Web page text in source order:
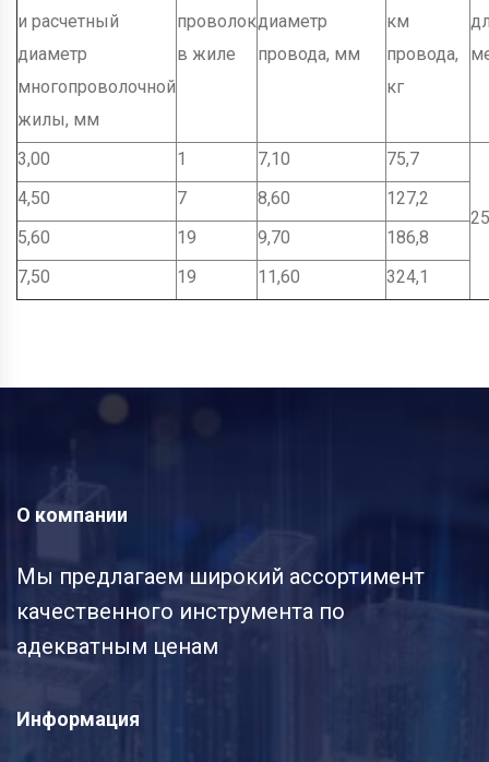
и расчетный
диаметр
многопроволочной
жилы, мм
проволок
в жиле
диаметр
провода, мм
км
провода,
кг
3,00 1 7,10 75,7
4,50 7 8,60
127,2
5,60
19 9,70
186,8
7,50
19 11,60 324,1
О компании
Мы предлагаем широкий ассортимент
качественного инструмента по
адекватным ценам
Информация